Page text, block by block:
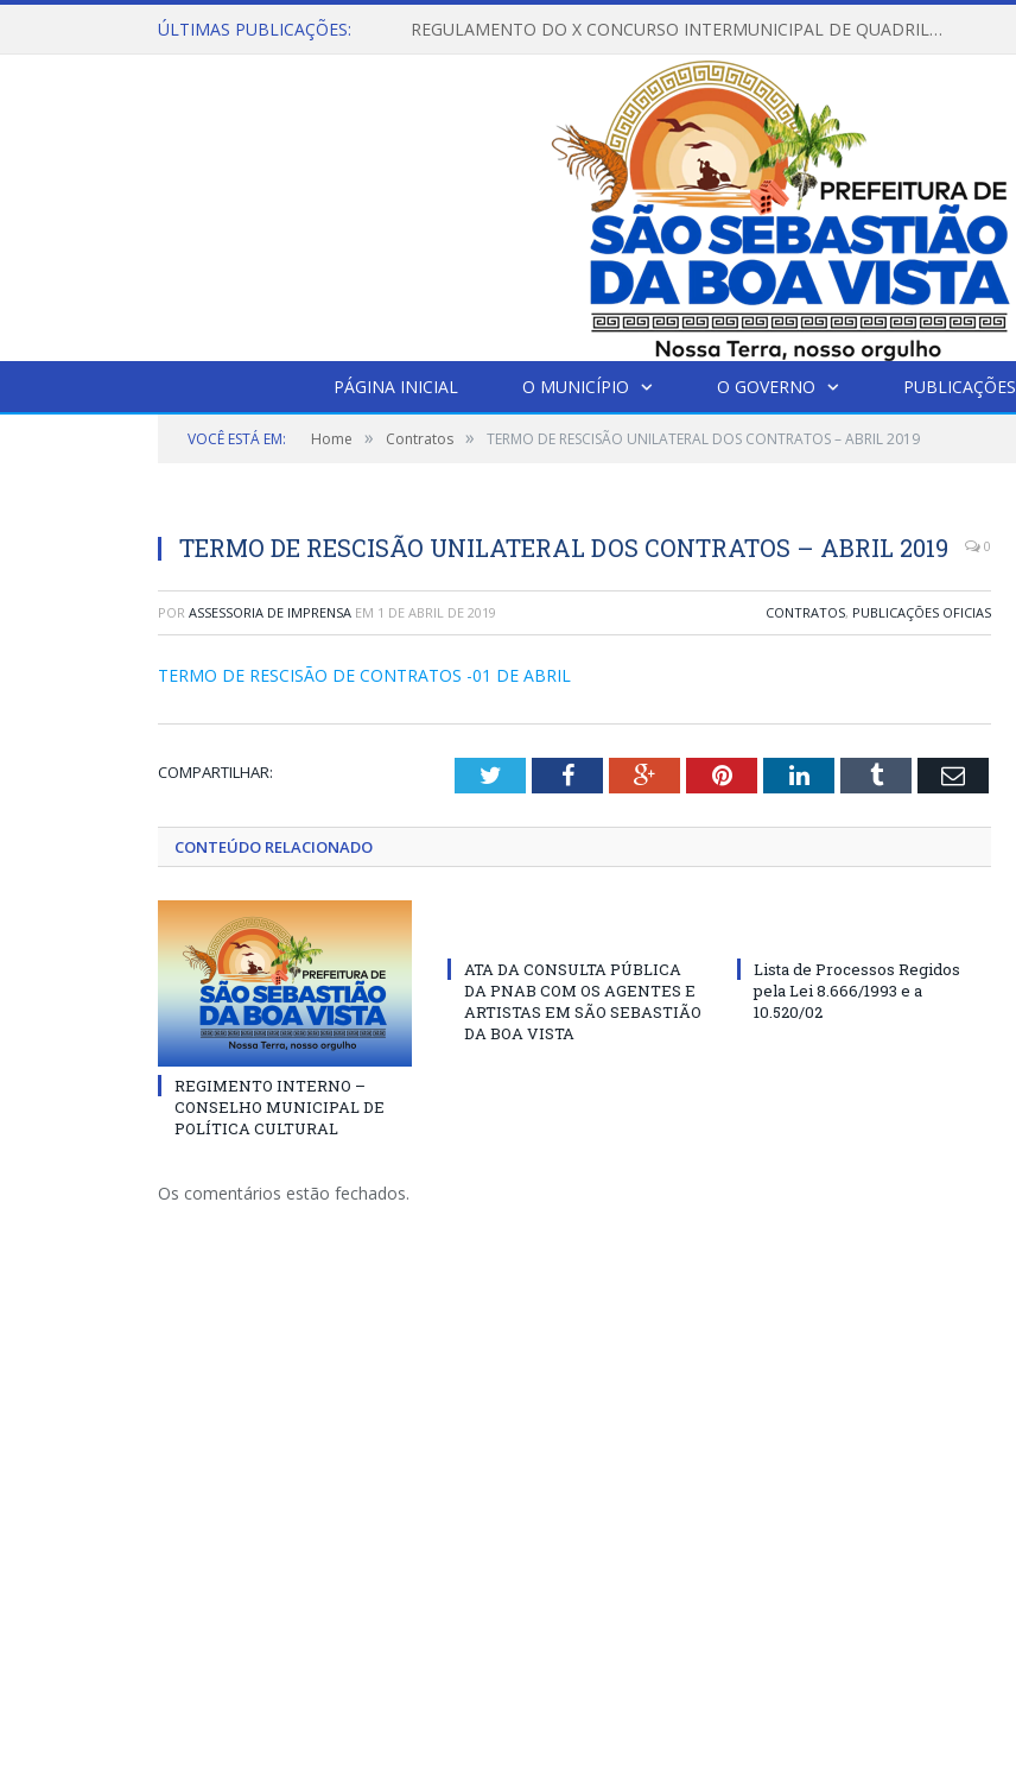
ÚLTIMAS PUBLICAÇÕES: REGULAMENTO DO X CONCURSO INTERMUNICIPAL DE QUADRILHAS JUNINAS – 2026 – ARRAIÁ DA VENEZA
PÁGINA INICIAL O MUNICÍPIO O GOVERNO PUBLICAÇÕES
VOCÊ ESTÁ EM: Home » Contratos » TERMO DE RESCISÃO UNILATERAL DOS CONTRATOS – ABRIL 2019
TERMO DE RESCISÃO UNILATERAL DOS CONTRATOS – ABRIL 2019 0
POR ASSESSORIA DE IMPRENSA EM 1 DE ABRIL DE 2019 CONTRATOS, PUBLICAÇÕES OFICIAS
TERMO DE RESCISÃO DE CONTRATOS -01 DE ABRIL
COMPARTILHAR: TwitterFacebookGoogle+PinterestLinkedInTumblr Email
CONTEÚDO RELACIONADO
REGIMENTO INTERNO –
CONSELHO MUNICIPAL DE
POLÍTICA CULTURAL
ATA DA CONSULTA PÚBLICA
DA PNAB COM OS AGENTES E
ARTISTAS EM SÃO SEBASTIÃO
DA BOA VISTA
Lista de Processos Regidos
pela Lei 8.666/1993 e a
10.520/02
Os comentários estão fechados.